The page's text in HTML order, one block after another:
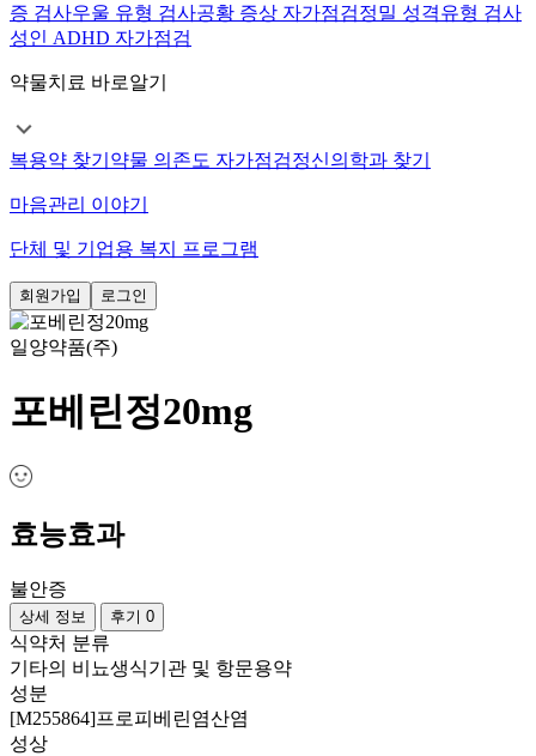
증 검사우울 유형 검사공황 증상 자가점검정밀 성격유형 검사
성인 ADHD 자가점검
약물치료 바로알기
복용약 찾기 약물 의존도 자가점검정신의학과 찾기
마음관리 이야기
단체 및 기업용 복지 프로그램
회원가입 로그인
일양약품(주)
포베린정20mg
효능효과
불안증
상세 정보 후기 0
식약처 분류
기타의 비뇨생식기관 및 항문용약
성분
[M255864]프로피베린염산염
성상